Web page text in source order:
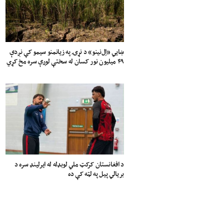
ښايي «اِل‌نینو» د نړۍ په زیانمنو سیمو کې نږدې
۴۹ میلیون نور کسان له سختې لوږې سره مخ کړي
د افغانستان کرکټ ملي لوبډله له ایرلینډ سره د
بریالي پیل په لټه کې ده